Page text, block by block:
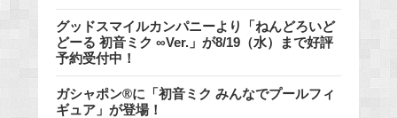
グッドスマイルカンパニーより「ねんどろいど
どーる 初音ミク ∞Ver.」が8/19（水）まで好評
予約受付中！
ガシャポン®に「初音ミク みんなでプールフィ
ギュア」が登場！